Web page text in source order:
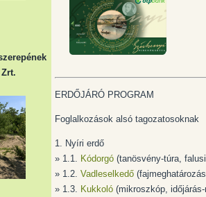
ERDŐJÁRÓ PROGRAM
Foglalkozások alsó tagozatosoknak
1. Nyíri erdő
» 1.1. Kódorgó (tanösvény-túra,
» 1.2. Vadleselkedő
» 1.3. Kukkoló (mikroszkóp,